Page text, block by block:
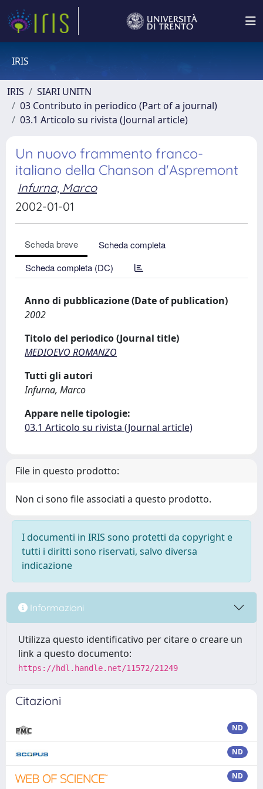
IRIS
IRIS
SIARI UNITN
03 Contributo in periodico (Part of a journal)
03.1 Articolo su rivista (Journal article)
Un nuovo frammento franco-
italiano della Chanson d'Aspremont
Infurna, Marco
2002-01-01
Scheda breve
Scheda completa
Scheda completa (DC)
Anno di pubblicazione (Date of publication)
2002
Titolo del periodico (Journal title)
MEDIOEVO ROMANZO
Tutti gli autori
Infurna, Marco
Appare nelle tipologie:
03.1 Articolo su rivista (Journal article)
File in questo prodotto:
Non ci sono file associati a questo prodotto.
I documenti in IRIS sono protetti da copyright e
tutti i diritti sono riservati, salvo diversa
indicazione
Informazioni
Utilizza questo identificativo per citare o creare un
link a questo documento:
https://hdl.handle.net/11572/21249
Citazioni
ND
ND
ND